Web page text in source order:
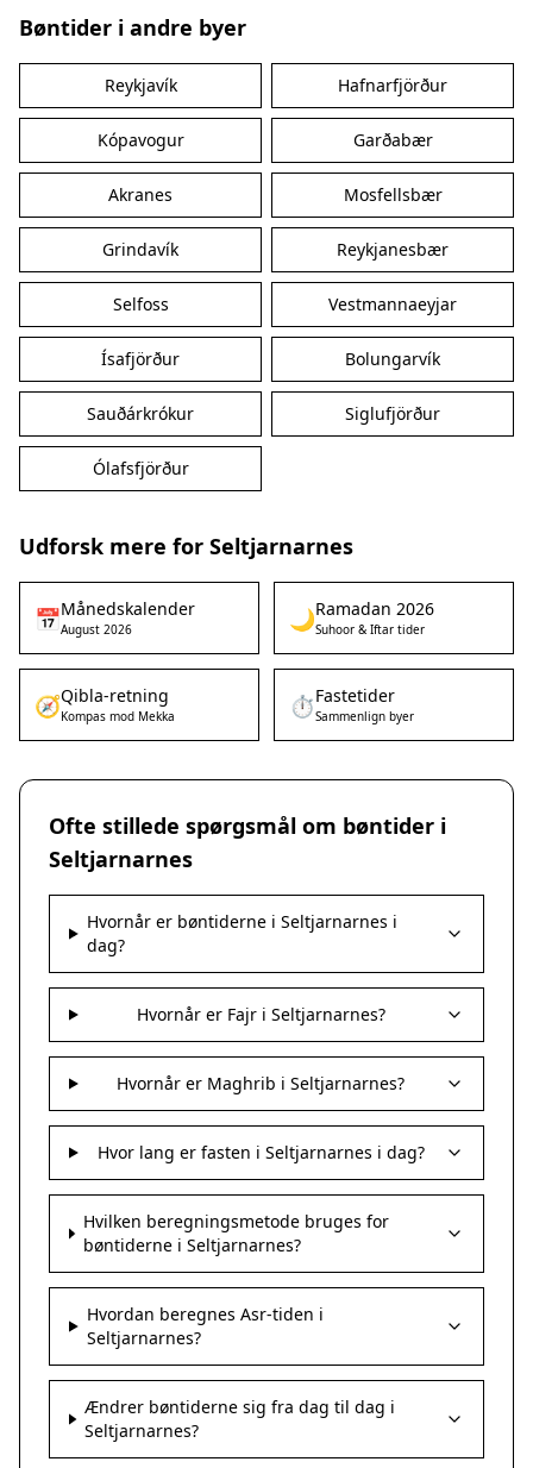
Bøntider i andre byer
Reykjavík Hafnarfjörður
Kópavogur Garðabær
Akranes Mosfellsbær
Grindavík Reykjanesbær
Selfoss Vestmannaeyjar
Ísafjörður Bolungarvík
Sauðárkrókur Siglufjörður
Ólafsfjörður
Udforsk mere for Seltjarnarnes
📅Månedskalender
August 2026 🌙Ramadan 2026
Suhoor & Iftar tider
🧭Qibla-retning
Kompas mod Mekka ⏱️Fastetider
Sammenlign byer
Ofte stillede spørgsmål om bøntider i
Seltjarnarnes
Hvornår er bøntiderne i Seltjarnarnes i
dag?
Hvornår er Fajr i Seltjarnarnes?
Hvornår er Maghrib i Seltjarnarnes?
Hvor lang er fasten i Seltjarnarnes i dag?
Hvilken beregningsmetode bruges for
bøntiderne i Seltjarnarnes?
Hvordan beregnes Asr-tiden i
Seltjarnarnes?
Ændrer bøntiderne sig fra dag til dag i
Seltjarnarnes?